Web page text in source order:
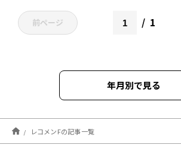
前ページ 1
年月別で見る
2024年03月
2024年02月
レコメンFの記事一覧